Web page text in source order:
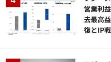
営業利
去最高
復とIP